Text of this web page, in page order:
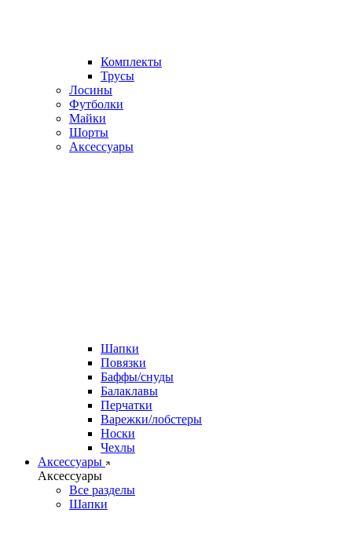
Комплекты
Трусы
Лосины
Футболки
Майки
Шорты
Аксессуары
Шапки
Повязки
Баффы/снуды
Балаклавы
Перчатки
Варежки/лобстеры
Носки
Чехлы
Аксессуары
Аксессуары
Все разделы
Шапки